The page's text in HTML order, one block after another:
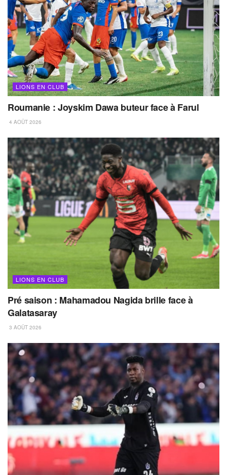
LIONS EN CLUB
Roumanie : Joyskim Dawa buteur face à Farul
4 AOÛT 2026
LIONS EN CLUB
Pré saison : Mahamadou Nagida brille face à
Galatasaray
3 AOÛT 2026